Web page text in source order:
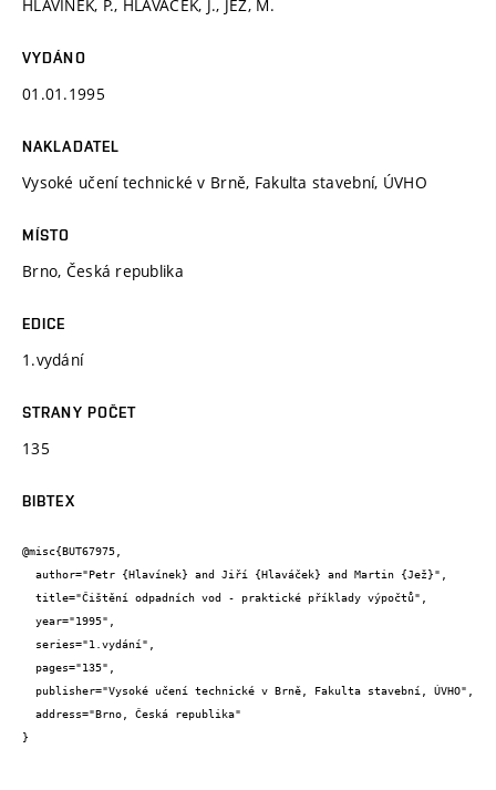
HLAVÍNEK, P., HLAVÁČEK, J., JEŽ, M.
VYDÁNO
01.01.1995
NAKLADATEL
Vysoké učení technické v Brně, Fakulta stavební, ÚVHO
MÍSTO
Brno, Česká republika
EDICE
1.vydání
STRANY POČET
135
BIBTEX
@misc{BUT67975,
}